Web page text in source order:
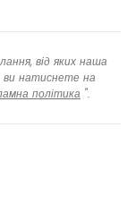
від яких наша
ви натиснете на
політика ".